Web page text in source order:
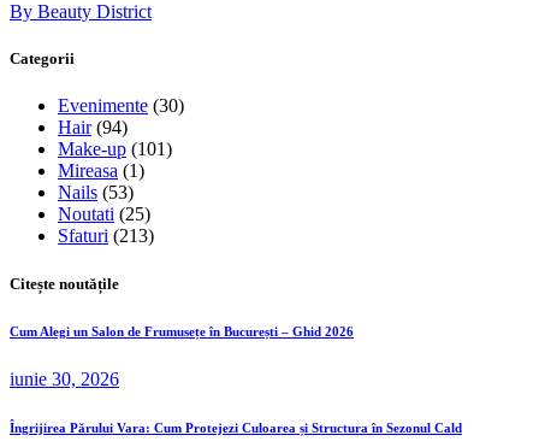
By Beauty District
Categorii
Evenimente (30)
Hair(94)
Make-up (101)
Mireasa (1)
Nails (53)
Noutati (25)
Sfaturi (213)
Citește noutățile
Cum Alegi un Salon de Frumusețe în București – Ghid 2026
iunie 30, 2026
Îngrijirea Părului Vara: Cum Protejezi Culoarea și Structura în Sezonul Cald